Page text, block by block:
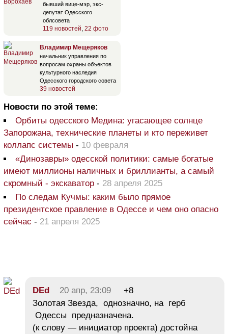
бывший вице-мэр, экс-
депутат Одесского
облсовета
119 новостей 22 фото
Владимир Мещеряков
начальник управления по
вопросам охраны объектов
культурного наследия
Одесского городского совета
39 новостей
Новости по этой теме:
Орбиты одесского Медина: угасающее солнце
Запорожана, технические планеты и кто переживет
коллапс системы - 10 февраля
«Динозавры» одесской политики: самые богатые
имеют миллионы наличных и бриллианты, а самый
скромный - экскаватор - 28 апреля 2025
По следам Кучмы: каким было прямое
президентское правление в Одессе и чем оно опасно
сейчас - 21 апреля 2025
DEd 20 апр, 23:09
+8
Золотая Звезда, однозначно, на герб
Одессы предназначена.
(к слову — инициатор проекта) достойна